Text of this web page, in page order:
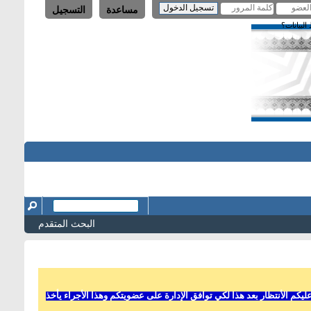
التسجيل مساعدة
البحث المتقدم
بعد هذا لكي توافق الإدارة على عضويتكم وهذا الأجراء يأخذ